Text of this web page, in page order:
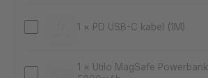
5G
PD
1 × PD USB-C kabel (1M)
1 × Utilo MagSafe Powerbank